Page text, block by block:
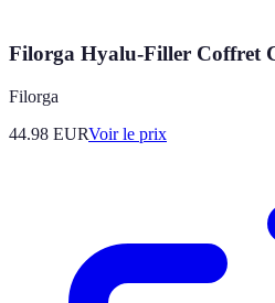
Filorga Hyalu-Filler Coffret
Filorga
44.98 EURVoir le prix